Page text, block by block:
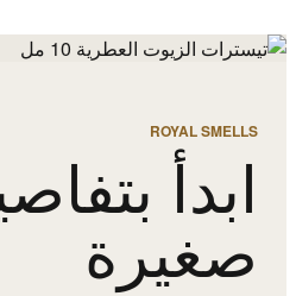
ROYAL SMELLS
ابدأ
صغيرة